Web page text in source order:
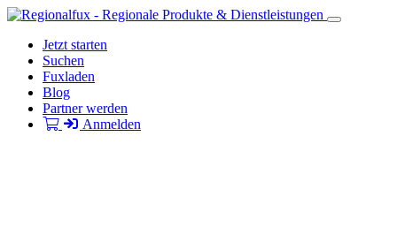
Jetzt starten
Suchen
Fuxladen
Blog
Partner werden
Anmelden